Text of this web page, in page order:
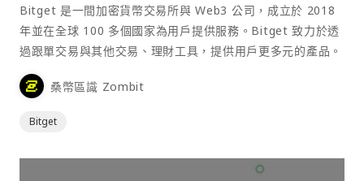
Bitget 是一間加密貨幣交易所與 Web3 公司，成立於 2018
年並在全球 100 多個國家為用戶提供服務。Bitget 致力於透
過跟單交易與其他交易、理財工具，提供用戶更多元的產品。
桑幣區識 Zombit
Bitget